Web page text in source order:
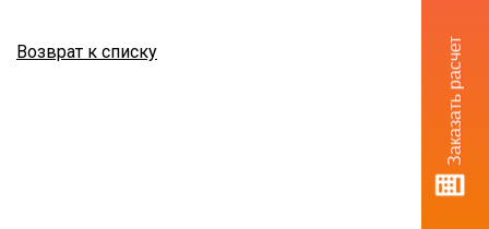
Заказать расчет
Возврат к списку